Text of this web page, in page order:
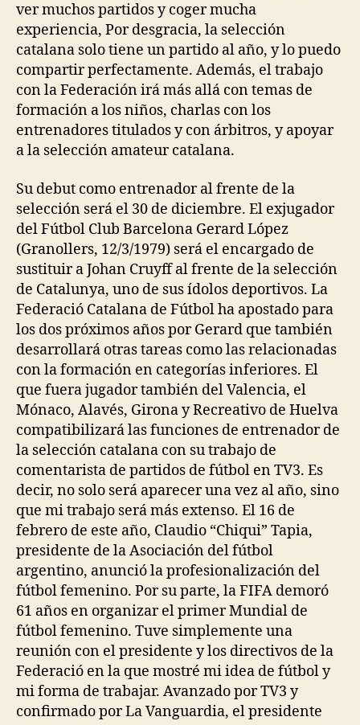
ver muchos partidos y coger mucha
experiencia, Por desgracia, la selección
catalana solo tiene un partido al año, y lo puedo
compartir perfectamente. Además, el trabajo
con la Federación irá más allá con temas de
formación a los niños, charlas con los
entrenadores titulados y con árbitros, y apoyar
a la selección amateur catalana.
Su debut como entrenador al frente de la
selección será el 30 de diciembre. El exjugador
del Fútbol Club Barcelona Gerard López
(Granollers, 12/3/1979) será el encargado de
sustituir a Johan Cruyff al frente de la selección
de Catalunya, uno de sus ídolos deportivos. La
Federació Catalana de Fútbol ha apostado para
los dos próximos años por Gerard que también
desarrollará otras tareas como las relacionadas
con la formación en categorías inferiores. El
que fuera jugador también del Valencia, el
Mónaco, Alavés, Girona y Recreativo de Huelva
compatibilizará las funciones de entrenador de
la selección catalana con su trabajo de
comentarista de partidos de fútbol en TV3. Es
decir, no solo será aparecer una vez al año, sino
que mi trabajo será más extenso. El 16 de
febrero de este año, Claudio “Chiqui” Tapia,
presidente de la Asociación del fútbol
argentino, anunció la profesionalización del
fútbol femenino. Por su parte, la FIFA demoró
61 años en organizar el primer Mundial de
fútbol femenino. Tuve simplemente una
reunión con el presidente y los directivos de la
Federació en la que mostré mi idea de fútbol y
mi forma de trabajar. Avanzado por TV3 y
confirmado por La Vanguardia, el presidente